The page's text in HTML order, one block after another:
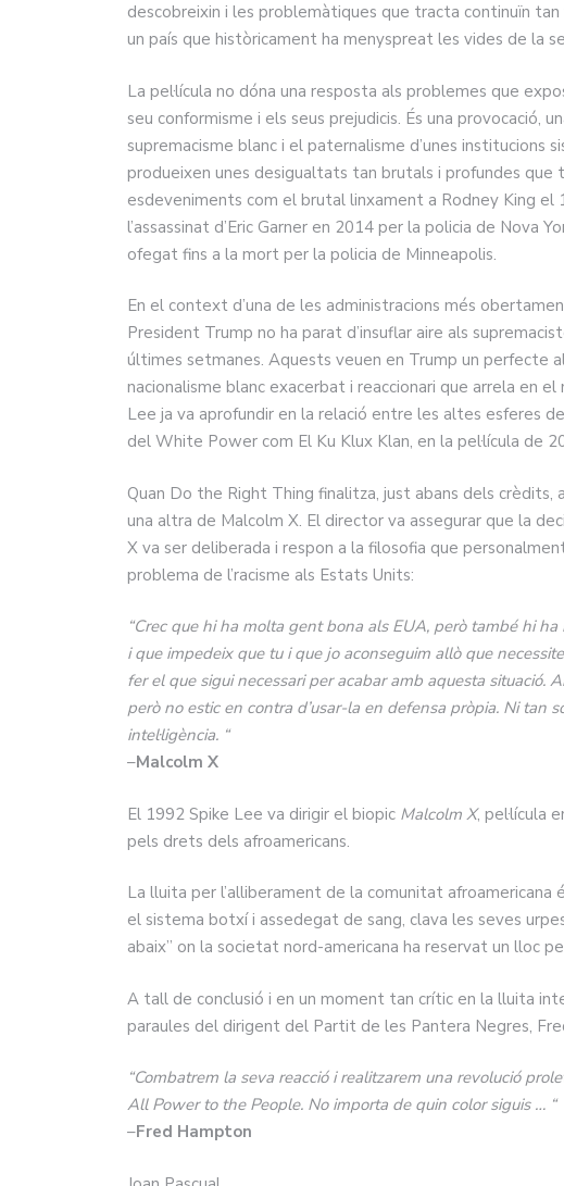
descobreixin i les problemàtiques que tracta continuïn
un país que històricament ha menyspreat les vides de la
La pel·lícula no dóna una resposta als problemes que
seu conformisme i els seus prejudicis. És una provocació,
supremacisme blanc i el paternalisme d’unes institucions
produeixen unes desigualtats tan brutals i profundes que
esdeveniments com el brutal linxament a Rodney King el
l’assassinat d’Eric Garner en 2014 per la policia de Nova
ofegat fins a la mort per la policia de Minneapolis.
En el context d’una de les administracions més
President Trump no ha parat d’insuflar aire als
últimes setmanes. Aquests veuen en Trump un perfecte
nacionalisme blanc exacerbat i reaccionari que arrela en
Lee ja va aprofundir en la relació entre les altes esferes
del White Power com El Ku Klux Klan, en la pel·lícula de
Quan Do the Right Thing finalitza, just abans dels
una altra de Malcolm X. El director va assegurar que la
X va ser deliberada i respon a la filosofia que
problema de l’racisme als Estats Units:
“Crec que hi ha molta gent bona als EUA, però també hi
i que impedeix que tu i que jo aconseguim allò que
fer el que sigui necessari per acabar amb aquesta situació.
però no estic en contra d’usar-la en defensa pròpia. Ni tan
intel·ligència. “
–Malcolm X
El 1992 Spike Lee va dirigir el biopic Malcolm X, pel·lícula
pels drets dels afroamericans.
La lluita per l’alliberament de la comunitat afroamericana
el sistema botxí i assedegat de sang, clava les seves
abaix” on la societat nord-americana ha reservat un lloc
A tall de conclusió i en un moment tan crític en la lluita
paraules del dirigent del Partit de les Pantera Negres,
“Combatrem la seva reacció i realitzarem una revolució
All Power to the People. No importa de quin color siguis … “
–Fred Hampton